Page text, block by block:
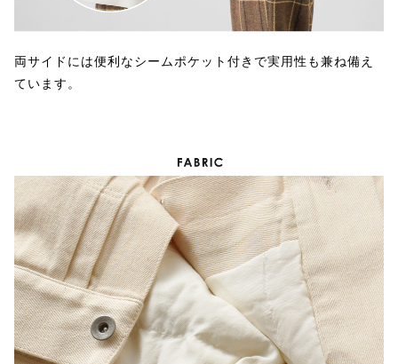
両サイドには便利なシームポケット付きで実用性も兼ね備え
ています。